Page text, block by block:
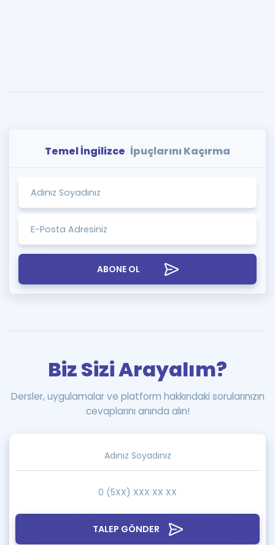
Temel İngilizce İpuçlarını Kaçırma
ABONE OL
TALEP GÖNDER
Biz Sizi Arayalım?
Dersler, uygulamalar ve platform hakkındaki sorularınızın
cevaplarını anında alın!